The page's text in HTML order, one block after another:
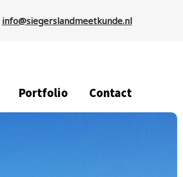
info@siegerslandmeetkunde.nl
Portfolio Contact